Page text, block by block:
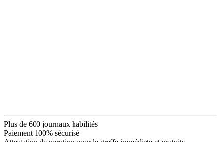
Plus de 600 journaux habilités
Paiement 100% sécurisé